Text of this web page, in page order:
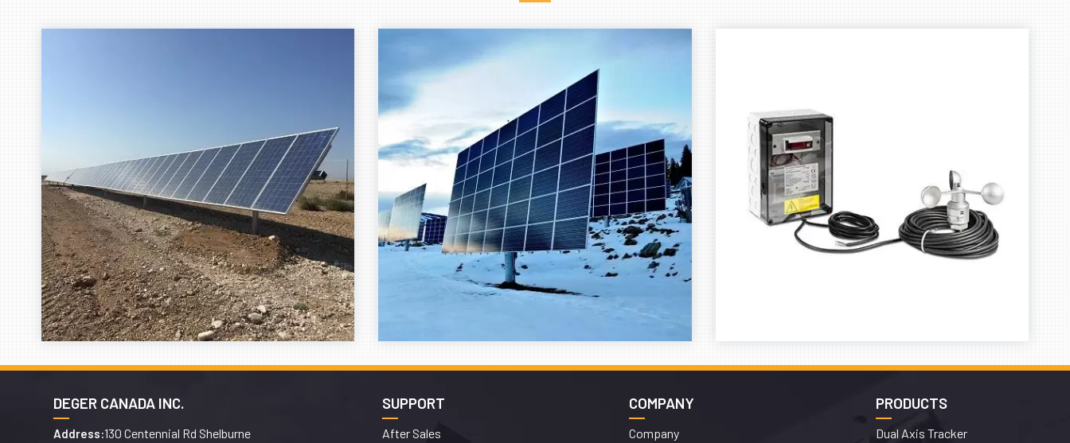
DEGER CANADA INC.
Address:130 Centennial Rd Shelburne
SUPPORT
After Sales
COMPANY
Company
PRODUCTS
Dual Axis Tracker